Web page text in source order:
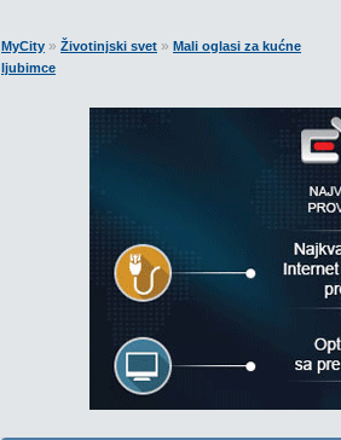
MyCity » Životinjski svet » Mali oglasi za kućne
ljubimce